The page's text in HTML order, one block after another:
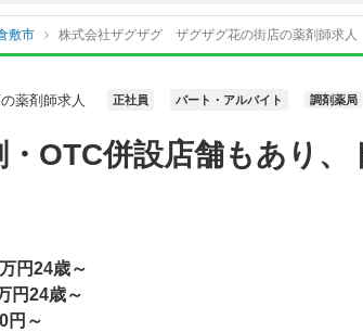
敷市 株式会社ザグザグ ザグザグ花の街店の薬剤師求人
薬剤師求人 正社員 パート・アルバイト 調剤薬局
OTC併設店舗もあり
円24歳～
円24歳～
円～